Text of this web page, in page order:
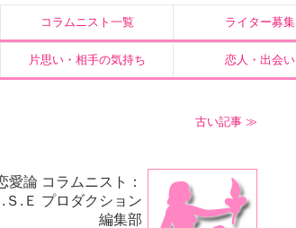
コラムニスト一覧 ライター募集
片思い・相手の気持ち 恋人・出会い
古い記事 ≫
愛論 コラムニスト：
.Ｓ.Ｅ プロダクション
編集部